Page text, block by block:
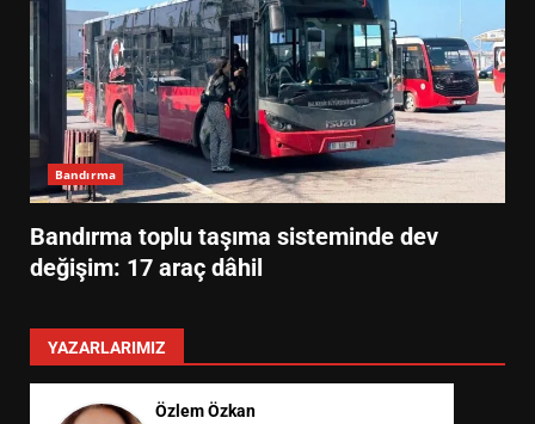
Bandırma
Bandırma toplu taşıma sisteminde dev
değişim: 17 araç dâhil
YAZARLARIMIZ
Özlem Özkan